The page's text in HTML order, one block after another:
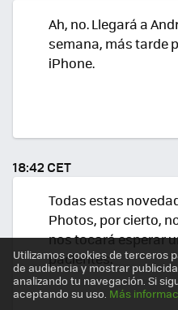
Ah, no. Llegará a
semana, más tarde
iPhone.
18:42 CET
Todas estas
Photos, por cierto,
nos tocará esperar
pacientes.
Utilizamos cookies de terceros
de audiencia y mostrar
analizando tu navegación. Si
aceptando su uso. Más